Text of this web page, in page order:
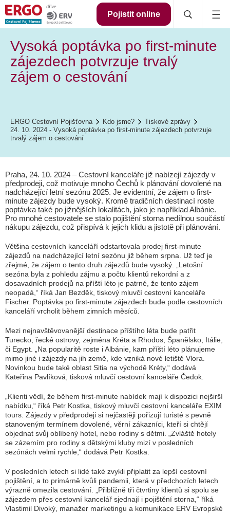
Pojistit online
Vysoká poptávka po first-minute
zájezdech potvrzuje trvalý
zájem o cestování
ERGO Cestovní Pojišťovna Kdo jsme?
Tiskové zprávy
24. 10. 2024 - Vysoká poptávka po first-minute zájezdech potvrzuje
trvalý zájem o cestování
Praha, 24. 10. 2024 – Cestovní kanceláře již nabízejí zájezdy v
předprodeji, což motivuje mnoho Čechů k plánování dovolené na
nadcházející letní sezónu 2025. Je evidentní, že zájem o first-
minute zájezdy bude vysoký. Kromě tradičních destinací roste
poptávka také po jižnějších lokalitách, jako je například Albánie.
Pro mnohé cestovatele se stalo pojištění storna nedílnou součástí
nákupu zájezdu, což přispívá k jejich klidu a jistotě při plánování.
Většina cestovních kanceláří odstartovala prodej first-minute
zájezdů na nadcházející letní sezónu již během srpna. Už teď je
zřejmé, že zájem o tento druh zájezdů bude vysoký. „Letošní
sezóna byla z pohledu zájmu a počtu klientů rekordní a z
dosavadních prodejů na příští léto je patrné, že tento zájem
neopadá,“ říká Jan Bezděk, tiskový mluvčí cestovní kanceláře
Fischer. Poptávka po first-minute zájezdech bude podle cestovních
kanceláří vrcholit během zimních měsíců.
Mezi nejnavštěvovanější destinace příštího léta bude patřit
Turecko, řecké ostrovy, zejména Kréta a Rhodos, Španělsko, Itálie,
či Egypt. „Na popularitě roste i Albánie, kam příští léto plánujeme
mimo jiné i zájezdy na jih země, kde vzniká nové letiště Vlora.
Novinkou bude také oblast Sitia na východě Kréty,“ dodává
Kateřina Pavlíková, tisková mluvčí cestovní kanceláře Čedok.
„Klienti vědí, že během first-minute nabídek mají k dispozici nejširší
nabídku,“ říká Petr Kostka, tiskový mluvčí cestovní kanceláře EXIM
tours. Zájezdy v předprodeji si nejčastěji pořizují turisté s pevně
stanoveným termínem dovolené, věrní zákazníci, kteří si chtějí
objednat svůj oblíbený hotel, nebo rodiny s dětmi. „Zvláště hotely
se zázemím pro rodiny s dětskými kluby mizí v posledních
sezónách velmi rychle,“ dodává Petr Kostka.
V posledních letech si lidé také zvykli připlatit za lepší cestovní
pojištění, a to primárně kvůli pandemii, která v předchozích letech
výrazně omezila cestování. „Přibližně tři čtvrtiny klientů si spolu se
zájezdem přes cestovní kancelář sjednají i pojištění storna,“ říká
Vlastimil Divoký, manažer marketingu a komunikace ERV Evropské